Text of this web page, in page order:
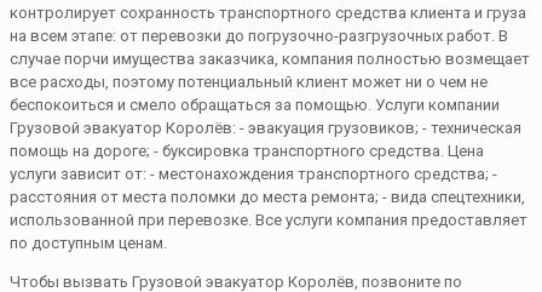
контролирует сохранность транспортного средства клиента и груза
на всем этапе: от перевозки до погрузочно-разгрузочных работ. В
случае порчи имущества заказчика, компания полностью возмещает
все расходы, поэтому потенциальный клиент может ни о чем не
беспокоиться и смело обращаться за помощью. Услуги компании
Грузовой эвакуатор Королёв: - эвакуация грузовиков; - техническая
помощь на дороге; - буксировка транспортного средства. Цена
услуги зависит от: - местонахождения транспортного средства; -
расстояния от места поломки до места ремонта; - вида спецтехники,
использованной при перевозке. Все услуги компания предоставляет
по доступным ценам.
Чтобы вызвать Грузовой эвакуатор Королёв, позвоните по